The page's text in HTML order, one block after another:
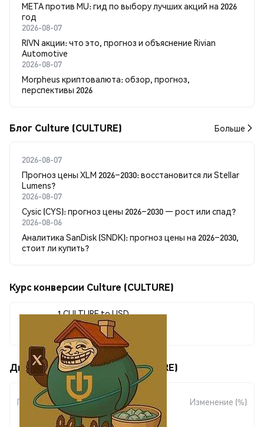
META против MU: гид по выбору лучших акций на 2026
год
2026-08-07
RIVN акции: что это, прогноз и объяснение Rivian
Automotive
2026-08-07
Morpheus криптовалюта: обзор, прогноз,
перспективы 2026
Блог Culture (CULTURE) Больше
2026-08-07
Прогноз цены XLM 2026–2030: восстановится ли Stellar
Lumens?
2026-08-07
Cysic (CYS): прогноз цены 2026–2030 — рост или спад?
2026-08-06
Аналитика SanDisk (SNDK): прогноз цены на 2026–2030,
стоит ли купить?
Курс конверсии Culture (CULTURE)
1 CULTURE to USD
$0.00000283
Движения цены Culture (CULTURE)
Период
Изменение
суммы
Изменение (%)